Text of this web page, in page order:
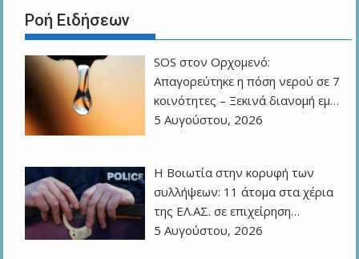
Ροή Ειδήσεων
SOS στον Ορχομενό:
Απαγορεύτηκε η πόση νερού σε 7
κοινότητες – Ξεκινά διανομή εμ…
5 Αυγούστου, 2026
Η Βοιωτία στην κορυφή των
συλλήψεων: 11 άτομα στα χέρια
της ΕΛ.ΑΣ. σε επιχείρηση…
5 Αυγούστου, 2026